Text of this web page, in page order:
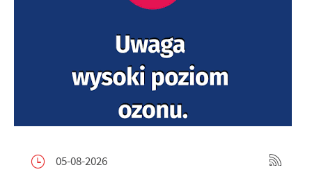
05-08-2026